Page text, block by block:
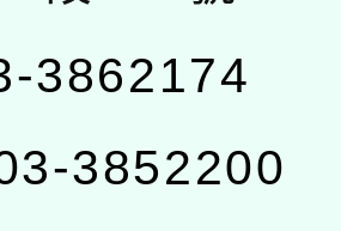
3862174
3852200